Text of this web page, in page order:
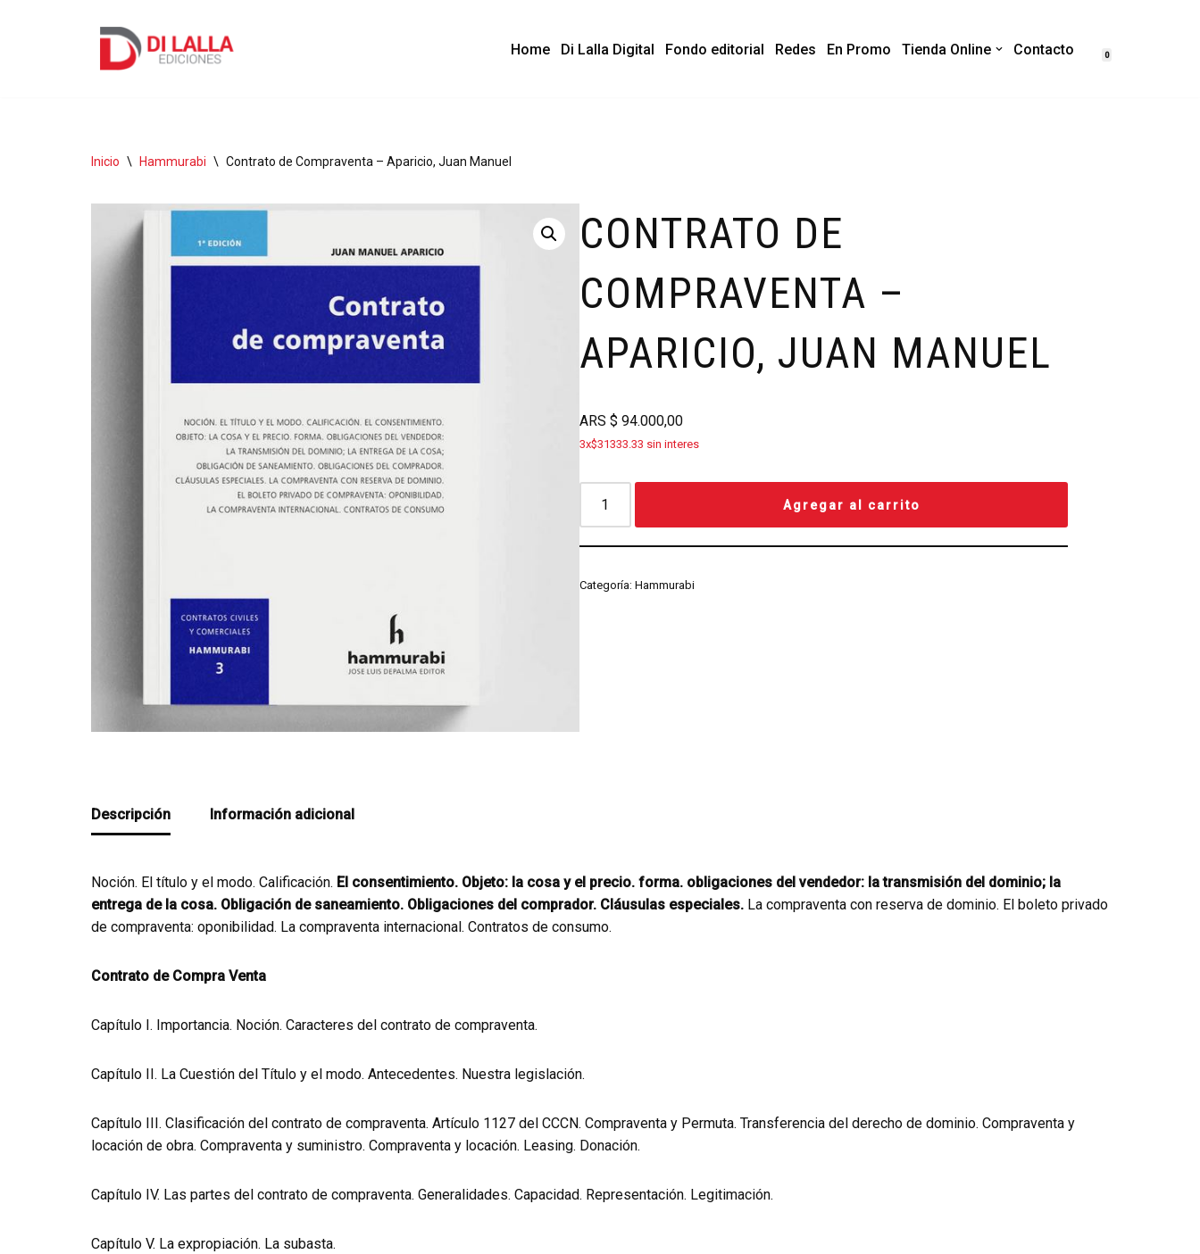
Home Di Lalla Digital Fondo editorial Redes En Promo Tienda Online Contacto 0
Inicio \ Hammurabi \ Contrato de Compraventa – Aparicio, Juan Manuel
CONTRATO DE
COMPRAVENTA –
APARICIO, JUAN MANUEL
ARS$ 94.000,00
3x$31333.33 sin interes
Agregar al carrito
Categoría:Hammurabi
Descripción Información adicional
Noción. El título y el modo. Calificación. El consentimiento. Objeto: la cosa y el precio. forma. obligaciones del vendedor: la transmisión del dominio; la
entrega de la cosa. Obligación de saneamiento. Obligaciones del comprador. Cláusulas especiales. La compraventa con reserva de dominio. El boleto privado
de compraventa: oponibilidad. La compraventa internacional. Contratos de consumo.
Contrato de Compra Venta
Capítulo I. Importancia. Noción. Caracteres del contrato de compraventa.
Capítulo II. La Cuestión del Título y el modo. Antecedentes. Nuestra legislación.
Capítulo III. Clasificación del contrato de compraventa. Artículo 1127 del CCCN. Compraventa y Permuta. Transferencia del derecho de dominio. Compraventa y
locación de obra. Compraventa y suministro. Compraventa y locación. Leasing. Donación.
Capítulo IV. Las partes del contrato de compraventa. Generalidades. Capacidad. Representación. Legitimación.
Capítulo V. La expropiación. La subasta.